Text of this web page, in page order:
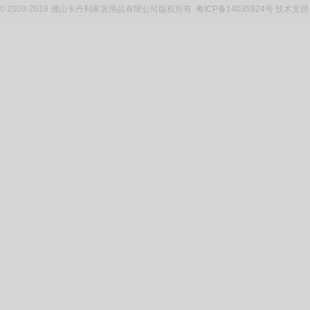
2003-2018 佛山卡丹利家居用品有限公司版权所有
粤ICP备14035924号 技术支持